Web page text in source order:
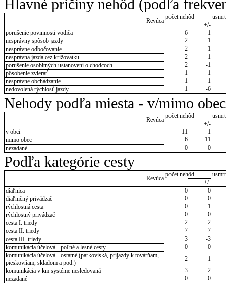
Hlavné príčiny nehôd (podľa
Revúca
počet nehôd
+/-
porušenie povinnosti vodiča
6
1
nesprávny spôsob jazdy
2
-1
nesprávne odbočovanie
2
1
nesprávna jazda cez križovatku
2
1
porušenie osobitných ustanovení o chodcoch
2
-1
pôsobenie zvierať
1
1
nesprávne obchádzanie
1
1
nedovolená rýchlosť jazdy
1 -6
Nehody podľa miesta - v/mimo obec
Revúca
počet nehôd
+/-
v obci
11
1
mimo obec
6
-11
nezadané
0 0
Podľa kategórie cesty
Revúca
počet nehôd
+/-
diaľnica
0
0
diaľničný privádzač
0
0
rýchlostná cesta
0
-1
rýchlostný privádzač
0
0
cesta I. triedy
2
-2
cesta II. triedy
7
-7
cesta III. triedy
3
-3
komunikácia účelová - poľné a lesné cesty
0
0
komunikácia účelová - ostatné (parkoviská, príjazdy k továrňam,
pieskovňam, skladom a pod.)
2
1
komunikácia v km systéme nesledovaná
3
2
nezadané
0 0